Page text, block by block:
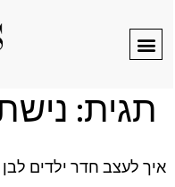
תגית:
איך לעצב חדר ילדים